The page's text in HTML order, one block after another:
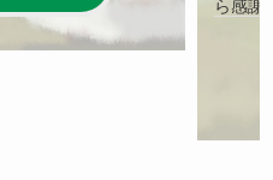
ら感謝